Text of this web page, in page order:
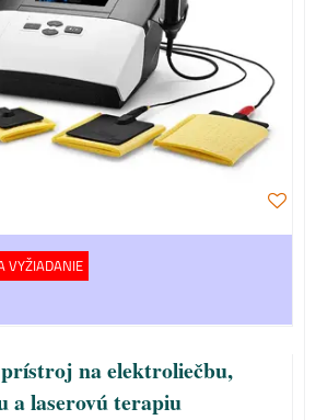
VYŽIADANIE
na elektroliečbu,
a laserovú terapiu